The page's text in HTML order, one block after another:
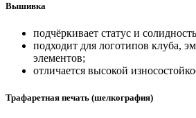
Вышивка
подчёркивает статус и
подходит для логотипов клуба,
элементов;
отличается высокой
Трафаретная печать (шелкография)